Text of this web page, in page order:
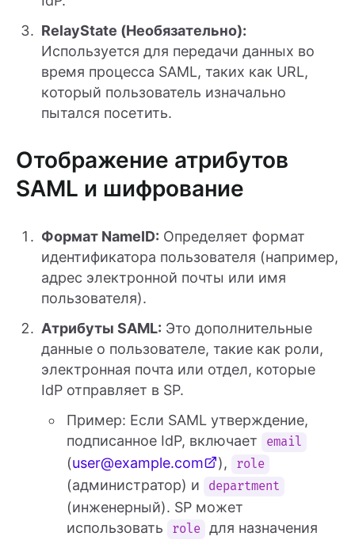
RelayState (Необязательно):
Используется для передачи данных во
время процесса SAML, таких как URL,
который пользователь изначально
пытался посетить.
Отображение атрибутов
SAML и шифрование
Формат NameID: Определяет формат
идентификатора пользователя (например,
адрес электронной почты или имя
пользователя).
Атрибуты SAML: Это дополнительные
данные о пользователе, такие как роли,
электронная почта или отдел, которые
IdP отправляет в SP.
Пример: Если SAML утверждение,
подписанное IdP, включает
email
(user@example.com ), role
(администратор) и department
(инженерный). SP может
использовать
role для назначения